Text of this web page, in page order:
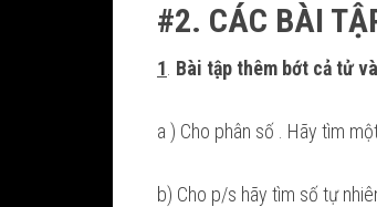
#2. CÁC BÀI
1 Bài tập thêm bớt cả tử
a ) Cho phân số . Hãy tìm
b) Cho p/s hãy tìm số tự